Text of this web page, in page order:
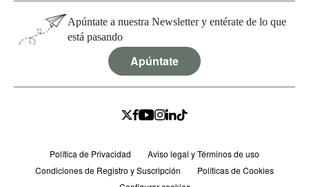
Apúntate a nuestra Newsletter y entérate de lo que
está pasando
Apúntate
Política de Privacidad
Aviso legal y Términos de uso
Condiciones de Registro y Suscripción
Políticas de Cookies